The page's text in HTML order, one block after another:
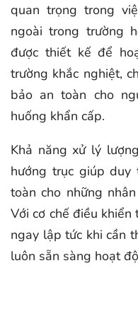
quan trọng trong
ngoài trong trường
được thiết kế để
trường khắc nghiệt,
bảo an toàn cho
huống khẩn cấp.
Khả năng xử lý
hướng trục giúp
toàn cho những
Với cơ chế điều
ngay lập tức khi cần
luôn sẵn sàng hoạt